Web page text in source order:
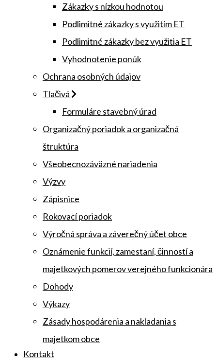
Zákazky s nízkou hodnotou
Podlimitné zákazky s využitím ET
Podlimitné zákazky bez využitia ET
Vyhodnotenie ponúk
Ochrana osobných údajov
Tlačivá
Formuláre stavebný úrad
Organizačný poriadok a organizačná
štruktúra
Všeobecnozáväzné nariadenia
Výzvy
Zápisnice
Rokovací poriadok
Výročná správa a záverečný účet obce
Oznámenie funkcií, zamestaní, činností a
majetkových pomerov verejného funkcionára
Dohody
Výkazy
Zásady hospodárenia a nakladania s
majetkom obce
Kontakt